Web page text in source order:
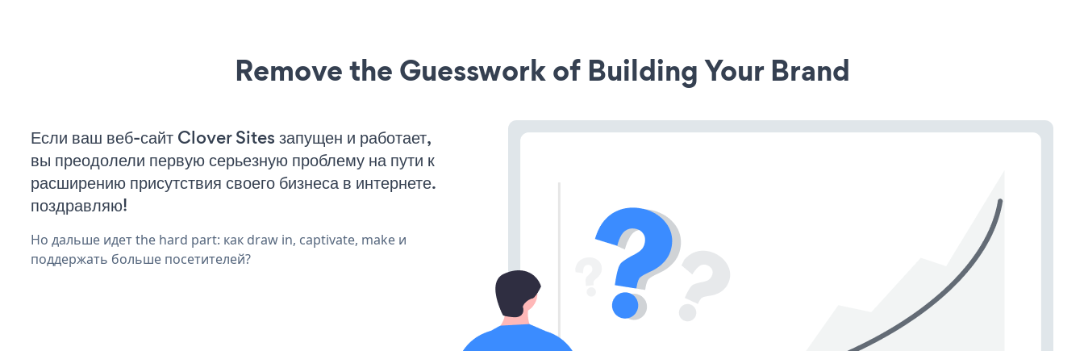
Remove the Guesswork of Building Your Brand
Если ваш веб-сайт Clover Sites запущен и работает,
вы преодолели первую серьезную проблему на пути к
расширению присутствия своего бизнеса в интернете.
поздравляю!
Но дальше идет the hard part: как draw in, captivate, make и
поддержать больше посетителей?